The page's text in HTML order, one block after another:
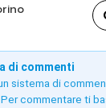
di commenti
sistema di
commentare ti